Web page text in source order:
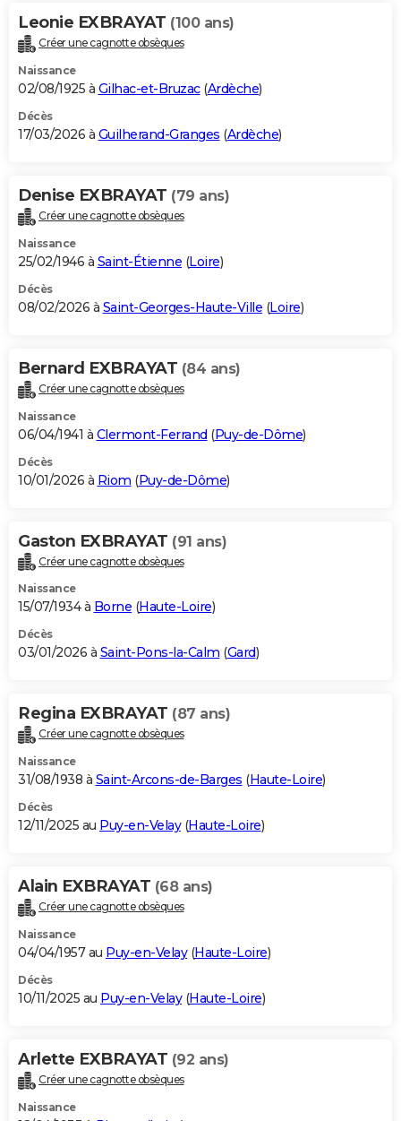
Leonie EXBRAYAT (100 ans)
Créer une cagnotte obsèques
Naissance
02/08/1925 à Gilhac-et-Bruzac(Ardèche)
Décès
17/03/2026 à Guilherand-Granges (Ardèche)
Denise EXBRAYAT (79 ans)
Créer une cagnotte obsèques
Naissance
25/02/1946 à Saint-Étienne (Loire)
Décès
08/02/2026 à Saint-Georges-Haute-Ville (Loire)
Bernard EXBRAYAT (84 ans)
Créer une cagnotte obsèques
Naissance
06/04/1941 à Clermont-Ferrand (Puy-de-Dôme)
Décès
10/01/2026 à Riom (Puy-de-Dôme)
Gaston EXBRAYAT (91 ans)
Créer une cagnotte obsèques
Naissance
15/07/1934 à Borne (Haute-Loire)
Décès
03/01/2026 à Saint-Pons-la-Calm (Gard)
Regina EXBRAYAT (87 ans)
Créer une cagnotte obsèques
Naissance
31/08/1938 à Saint-Arcons-de-Barges (Haute-Loire)
Décès
12/11/2025 au Puy-en-Velay(Haute-Loire)
Alain EXBRAYAT (68 ans)
Créer une cagnotte obsèques
Naissance
04/04/1957 au Puy-en-Velay(Haute-Loire)
Décès
10/11/2025 au Puy-en-Velay(Haute-Loire)
Arlette EXBRAYAT (92 ans)
Créer une cagnotte obsèques
Naissance